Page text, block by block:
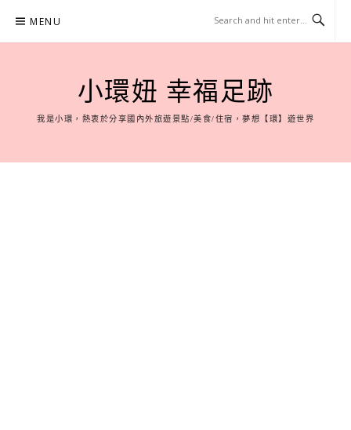
content
MENU
小環妞 幸福足跡
我是小環，熱衷於分享國內外旅遊景點/美食/住宿，夢想【環】遊世界